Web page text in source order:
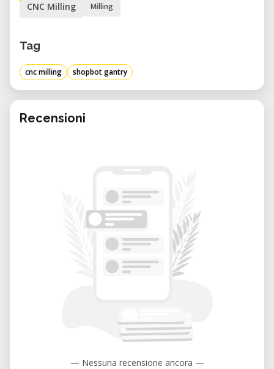
CNC Milling Milling
Tag
cnc milling shopbot gantry
Recensioni
— Nessuna recensione ancora —